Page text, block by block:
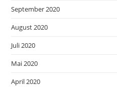
September 2020
August 2020
Juli 2020
Mai 2020
April 2020